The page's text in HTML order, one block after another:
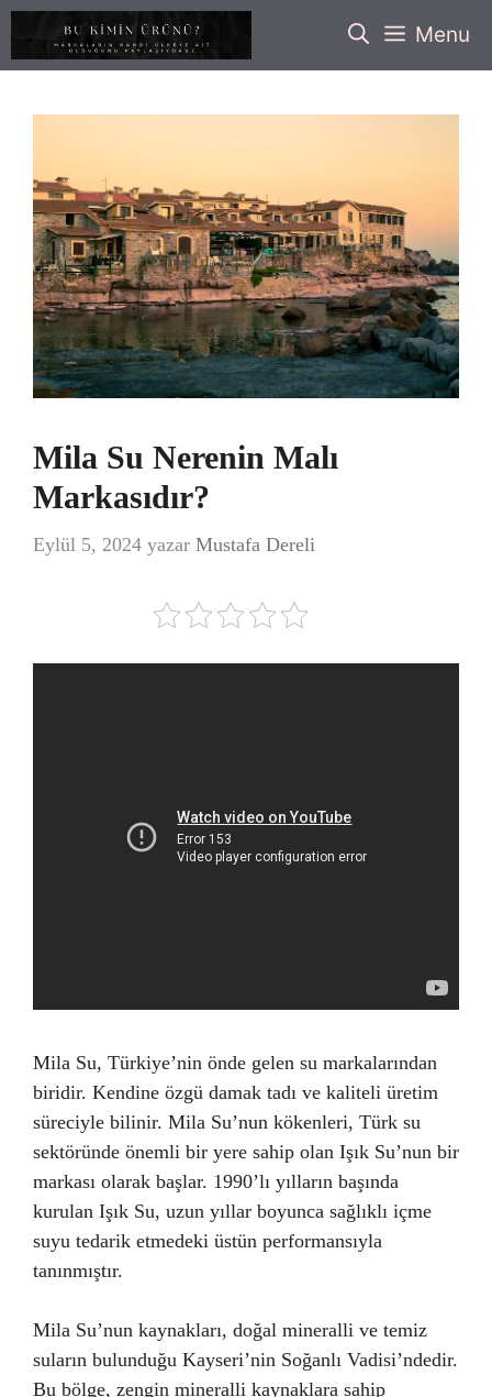
İçeriğe
Menu
Mila Su Nerenin Malı
Markasıdır?
Eylül 5, 2024 yazar Mustafa Dereli
Mila Su, Türkiye’nin önde gelen su markalarından
biridir. Kendine özgü damak tadı ve kaliteli üretim
süreciyle bilinir. Mila Su’nun kökenleri, Türk su
sektöründe önemli bir yere sahip olan Işık Su’nun bir
markası olarak başlar. 1990’lı yılların başında
kurulan Işık Su, uzun yıllar boyunca sağlıklı içme
suyu tedarik etmedeki üstün performansıyla
tanınmıştır.
Mila Su’nun kaynakları, doğal mineralli ve temiz
suların bulunduğu Kayseri’nin Soğanlı Vadisi’ndedir.
Bu bölge, zengin mineralli kaynaklara sahip